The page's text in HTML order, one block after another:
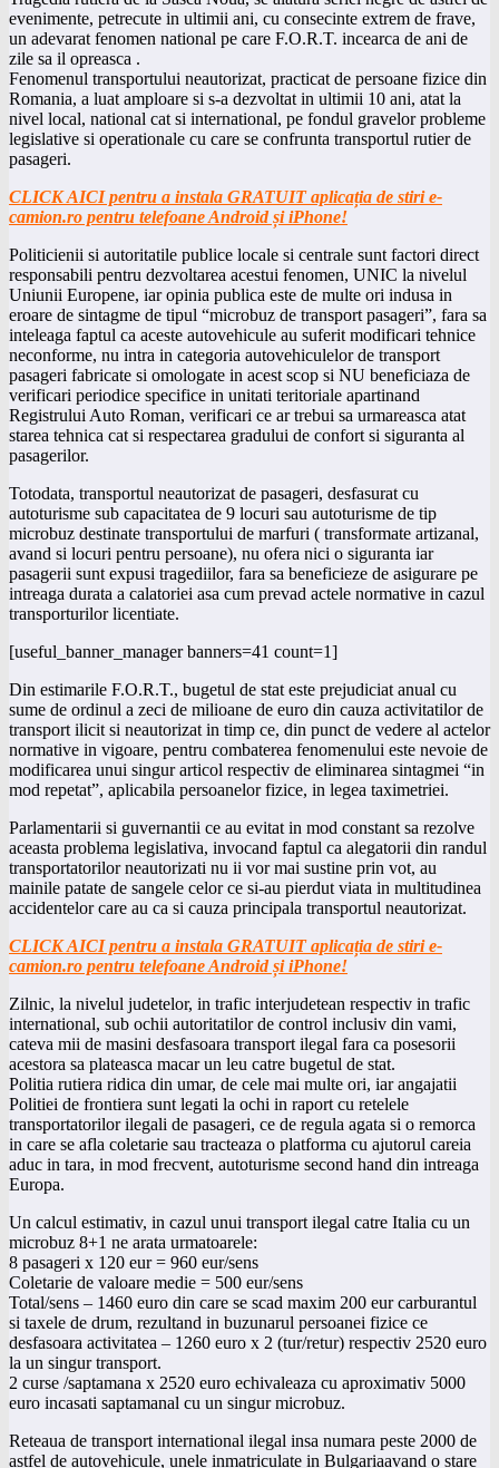
evenimente, petrecute in ultimii ani, cu consecinte extrem de frave,
un adevarat fenomen national pe care F.O.R.T. incearca de ani de
zile sa il opreasca .
Fenomenul transportului neautorizat, practicat de persoane fizice din
Romania, a luat amploare si s-a dezvoltat in ultimii 10 ani, atat la
nivel local, national cat si international, pe fondul gravelor probleme
legislative si operationale cu care se confrunta transportul rutier de
pasageri.
CLICK AICI pentru a instala GRATUIT aplicația de stiri e-
camion.ro pentru telefoane Android și iPhone!
Politicienii si autoritatile publice locale si centrale sunt factori direct
responsabili pentru dezvoltarea acestui fenomen, UNIC la nivelul
Uniunii Europene, iar opinia publica este de multe ori indusa in
eroare de sintagme de tipul “microbuz de transport pasageri”, fara sa
inteleaga faptul ca aceste autovehicule au suferit modificari tehnice
neconforme, nu intra in categoria autovehiculelor de transport
pasageri fabricate si omologate in acest scop si NU beneficiaza de
verificari periodice specifice in unitati teritoriale apartinand
Registrului Auto Roman, verificari ce ar trebui sa urmareasca atat
starea tehnica cat si respectarea gradului de confort si siguranta al
pasagerilor.
Totodata, transportul neautorizat de pasageri, desfasurat cu
autoturisme sub capacitatea de 9 locuri sau autoturisme de tip
microbuz destinate transportului de marfuri ( transformate artizanal,
avand si locuri pentru persoane), nu ofera nici o siguranta iar
pasagerii sunt expusi tragediilor, fara sa beneficieze de asigurare pe
intreaga durata a calatoriei asa cum prevad actele normative in cazul
transporturilor licentiate.
[useful_banner_manager banners=41 count=1]
Din estimarile F.O.R.T., bugetul de stat este prejudiciat anual cu
sume de ordinul a zeci de milioane de euro din cauza activitatilor de
transport ilicit si neautorizat in timp ce, din punct de vedere al actelor
normative in vigoare, pentru combaterea fenomenului este nevoie de
modificarea unui singur articol respectiv de eliminarea sintagmei “in
mod repetat”, aplicabila persoanelor fizice, in legea taximetriei.
Parlamentarii si guvernantii ce au evitat in mod constant sa rezolve
aceasta problema legislativa, invocand faptul ca alegatorii din randul
transportatorilor neautorizati nu ii vor mai sustine prin vot, au
mainile patate de sangele celor ce si-au pierdut viata in multitudinea
accidentelor care au ca si cauza principala transportul neautorizat.
CLICK AICI pentru a instala GRATUIT aplicația de stiri e-
camion.ro pentru telefoane Android și iPhone!
Zilnic, la nivelul judetelor, in trafic interjudetean respectiv in trafic
international, sub ochii autoritatilor de control inclusiv din vami,
cateva mii de masini desfasoara transport ilegal fara ca posesorii
acestora sa plateasca macar un leu catre bugetul de stat.
Politia rutiera ridica din umar, de cele mai multe ori, iar angajatii
Politiei de frontiera sunt legati la ochi in raport cu retelele
transportatorilor ilegali de pasageri, ce de regula agata si o remorca
in care se afla coletarie sau tracteaza o platforma cu ajutorul careia
aduc in tara, in mod frecvent, autoturisme second hand din intreaga
Europa.
Un calcul estimativ, in cazul unui transport ilegal catre Italia cu un
microbuz 8+1 ne arata urmatoarele:
8 pasageri x 120 eur = 960 eur/sens
Coletarie de valoare medie = 500 eur/sens
Total/sens – 1460 euro din care se scad maxim 200 eur carburantul
si taxele de drum, rezultand in buzunarul persoanei fizice ce
desfasoara activitatea – 1260 euro x 2 (tur/retur) respectiv 2520 euro
la un singur transport.
2 curse /saptamana x 2520 euro echivaleaza cu aproximativ 5000
euro incasati saptamanal cu un singur microbuz.
Reteaua de transport international ilegal insa numara peste 2000 de
astfel de autovehicule, unele inmatriculate in Bulgariaavand o stare